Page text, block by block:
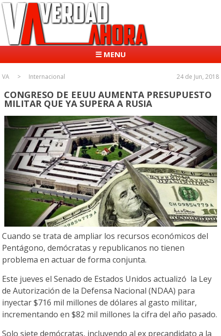
☰ MENU
VA Internacional 24 de Jun, 2018
CONGRESO DE EEUU AUMENTA PRESUPUESTO
MILITAR QUE YA SUPERA A RUSIA
Cuando se trata de ampliar los recursos económicos del
Pentágono, demócratas y republicanos no tienen
problema en actuar de forma conjunta.
Este jueves el Senado de Estados Unidos actualizó la Ley
de Autorización de la Defensa Nacional (NDAA) para
inyectar $716 mil millones de dólares al gasto militar,
incrementando en $82 mil millones la cifra del año pasado.
Solo siete demócratas, incluyendo al ex precandidato a la